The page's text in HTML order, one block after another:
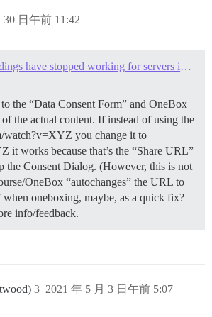
30 日午前 11:42
Youtube embeddings have stopped working for servers in Europe
the “Data Consent Form” and OneBox
of the actual content. If instead of using the
watch?v=XYZ you change it to
it works because that’s the “Share URL”
the Consent Dialog. (However, this is not
OneBox “autochanges” the URL to
when oneboxing, maybe, as a quick fix?
info/feedback.
2021 年 5 月 3 日午前 5:07
3